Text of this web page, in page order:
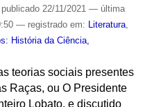
publicado22/11/2021 — última
— registrado em: Literatura,
História da Ciência,
teorias sociais presentes
Raças, ou O Presidente
Lobato, e discutido